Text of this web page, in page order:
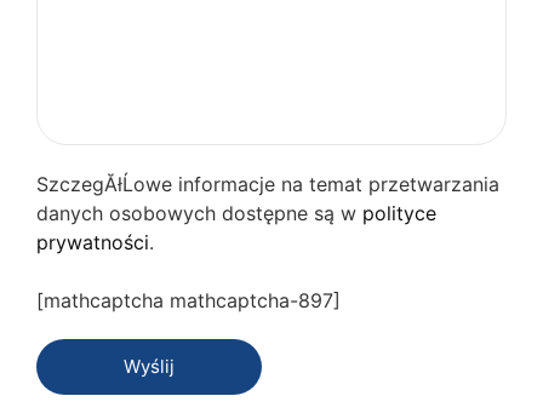
SzczegĂłĹowe informacje na temat przetwarzania
danych osobowych dostępne są w polityce
prywatności.
[mathcaptcha mathcaptcha-897]